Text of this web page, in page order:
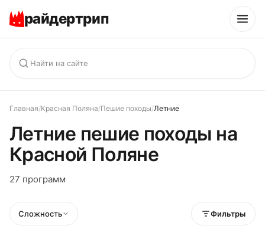
райдертрип
Главная/Красная Поляна/Пешие походы/Летние
Летние пешие походы на
Красной Поляне
27 программ
Сложность Фильтры